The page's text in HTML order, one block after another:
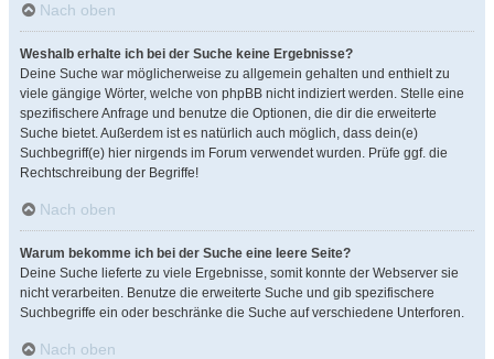
Nach oben
Weshalb erhalte ich bei der Suche keine Ergebnisse?
Deine Suche war möglicherweise zu allgemein gehalten und enthielt zu
viele gängige Wörter, welche von phpBB nicht indiziert werden. Stelle eine
spezifischere Anfrage und benutze die Optionen, die dir die erweiterte
Suche bietet. Außerdem ist es natürlich auch möglich, dass dein(e)
Suchbegriff(e) hier nirgends im Forum verwendet wurden. Prüfe ggf. die
Rechtschreibung der Begriffe!
Nach oben
Warum bekomme ich bei der Suche eine leere Seite?
Deine Suche lieferte zu viele Ergebnisse, somit konnte der Webserver sie
nicht verarbeiten. Benutze die erweiterte Suche und gib spezifischere
Suchbegriffe ein oder beschränke die Suche auf verschiedene Unterforen.
Nach oben